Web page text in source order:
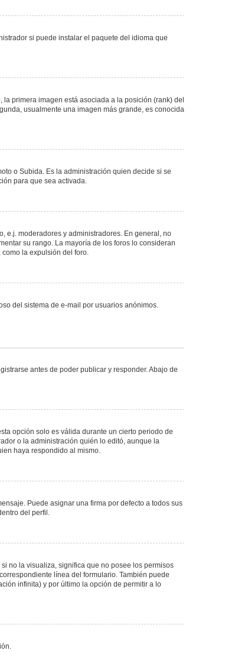
si puede instalar el paquete del idioma que
primera imagen está asociada a la posición (rank) del
usualmente una imagen más grande, es conocida
o Subida. Es la administración quien decide si se
para que sea activada.
e.j. moderadores y administradores. En general, no
su rango. La mayoría de los foros lo consideran
la expulsión del foro.
del sistema de e-mail por usuarios anónimos.
antes de poder publicar y responder. Abajo de
opción solo es válida durante un cierto periodo de
o la administración quién lo editó, aunque la
haya respondido al mismo.
Puede asignar una firma por defecto a todos sus
del perfil.
no la visualiza, significa que no posee los permisos
línea del formulario. También puede
infinita) y por último la opción de permitir a lo